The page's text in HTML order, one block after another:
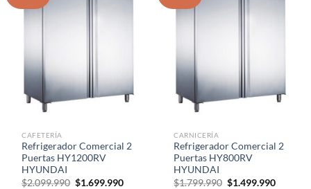
CAFETERÍA
Refrigerador Comercial 2
Puertas HY1200RV
HYUNDAI
$2.099.990 El
$1.699.990El
CARNICERÍA
Refrigerador Comercial 2
Puertas HY800RV
HYUNDAI
$1.799.990 El
$1.499.990El